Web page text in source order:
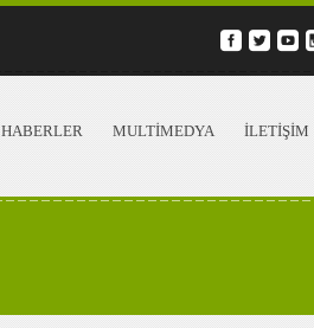
HABERLER MULTİMEDYA İLETİŞİM